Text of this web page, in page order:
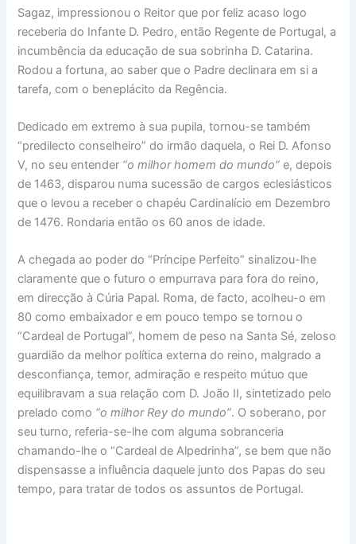
Sagaz, impressionou o Reitor que por feliz acaso logo
receberia do Infante D. Pedro, então Regente de Portugal, a
incumbência da educação de sua sobrinha D. Catarina.
Rodou a fortuna, ao saber que o Padre declinara em si a
tarefa, com o beneplácito da Regência.
Dedicado em extremo à sua pupila, tornou-se também
“predilecto conselheiro” do irmão daquela, o Rei D. Afonso
V, no seu entender “o milhor homem do mundo” e, depois
de 1463, disparou numa sucessão de cargos eclesiásticos
que o levou a receber o chapéu Cardinalício em Dezembro
de 1476. Rondaria então os 60 anos de idade.
A chegada ao poder do “Príncipe Perfeito” sinalizou-lhe
claramente que o futuro o empurrava para fora do reino,
em direcção à Cúria Papal. Roma, de facto, acolheu-o em
80 como embaixador e em pouco tempo se tornou o
“Cardeal de Portugal”, homem de peso na Santa Sé, zeloso
guardião da melhor política externa do reino, malgrado a
desconfiança, temor, admiração e respeito mútuo que
equilibravam a sua relação com D. João II, sintetizado pelo
prelado como “o milhor Rey do mundo”. O soberano, por
seu turno, referia-se-lhe com alguma sobranceria
chamando-lhe o “Cardeal de Alpedrinha”, se bem que não
dispensasse a influência daquele junto dos Papas do seu
tempo, para tratar de todos os assuntos de Portugal.